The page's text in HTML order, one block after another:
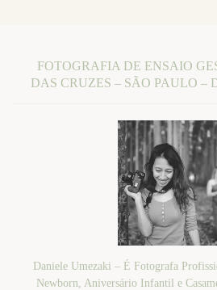
FOTOGRAFIA DE ENSAIO
DAS CRUZES – SÃO PAULO
Daniele Umezaki – É Fotografa
Newborn, Aniversário Infantil e